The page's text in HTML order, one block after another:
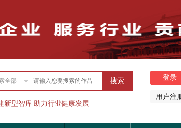
全部
新型智库 助力行业健康发展